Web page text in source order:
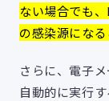
ない場合でも
の感染源にな
さらに、電子
自動的に実行